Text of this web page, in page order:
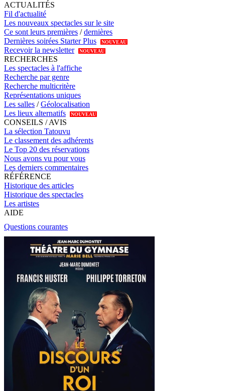
ACTUALITÉS
Fil d'actualité
Les nouveaux spectacles sur le site
Ce sont leurs premières /dernières
Dernières soirées Starter Plus
NOUVEAU
Recevoir la newsletter NOUVEAU
RECHERCHES
Les spectacles à l'affiche
Recherche par genre
Recherche multicritère
Représentations uniques
Les salles /Géolocalisation
Les lieux alternatifs
NOUVEAU
CONSEILS / AVIS
La sélection Tatouvu
Le classement des adhérents
Le Top 20 des réservations
Nous avons vu pour vous
Les derniers commentaires
RÉFÉRENCE
Historique des articles
Historique des spectacles
Les artistes
AIDE
Questions courantes